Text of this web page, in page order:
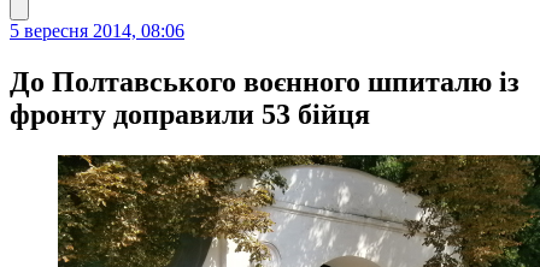
5 вересня 2014, 08:06
До Полтавського воєнного шпиталю із
фронту доправили 53 бійця